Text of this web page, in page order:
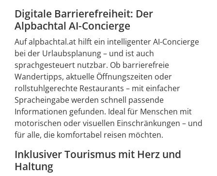
Digitale Barrierefreiheit: Der
Alpbachtal AI-Concierge
Auf alpbachtal.at hilft ein intelligenter AI-Concierge
bei der Urlaubsplanung – und ist auch
sprachgesteuert nutzbar. Ob barrierefreie
Wandertipps, aktuelle Öffnungszeiten oder
rollstuhlgerechte Restaurants – mit einfacher
Spracheingabe werden schnell passende
Informationen gefunden. Ideal für Menschen mit
motorischen oder visuellen Einschränkungen – und
für alle, die komfortabel reisen möchten.
Inklusiver Tourismus mit Herz und
Haltung